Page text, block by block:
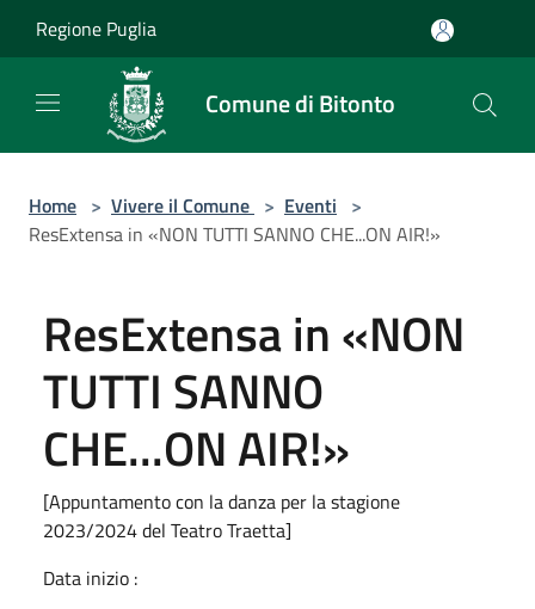
Regione Puglia
Comune di Bitonto
Home > Vivere il Comune > Eventi >
ResExtensa in «NON TUTTI SANNO CHE...ON AIR!»
ResExtensa in «NON
TUTTI SANNO
CHE...ON AIR!»
[Appuntamento con la danza per la stagione
2023/2024 del Teatro Traetta]
Data inizio :